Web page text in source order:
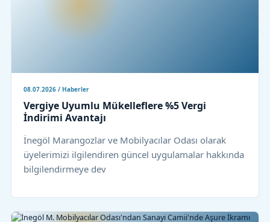
08.07.2026 / Haberler
Vergiye Uyumlu Mükelleflere %5 Vergi
İndirimi Avantajı
İnegöl Marangozlar ve Mobilyacılar Odası olarak
üyelerimizi ilgilendiren güncel uygulamalar hakkında
bilgilendirmeye dev